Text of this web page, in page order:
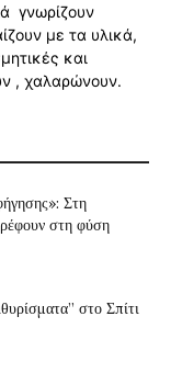
γνωρίζουν
με τα υλικά,
και
, χαλαρώνουν.
Στη
στη φύση
στο Σπίτι